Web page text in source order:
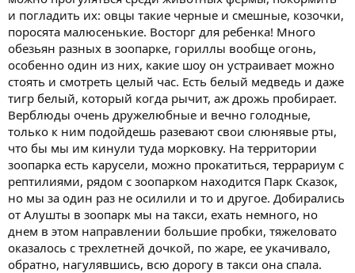
и погладить их: овцы такие черные и смешные, козочки,
поросята малюсенькие. Восторг для ребенка! Много
обезьян разных в зоопарке, гориллы вообще огонь,
особенно один из них, какие шоу он устраивает можно
стоять и смотреть целый час. Есть белый медведь и даже
тигр белый, который когда рычит, аж дрожь пробирает.
Верблюды очень дружелюбные и вечно голодные,
только к ним подойдешь разевают свои слюнявые рты,
что бы мы им кинули туда морковку. На территории
зоопарка есть карусели, можно прокатиться, террариум с
рептилиями, рядом с зоопарком находится Парк Сказок,
но мы за один раз не осилили и то и другое. Добирались
от Алушты в зоопарк мы на такси, ехать немного, но
днем в этом направлении большие пробки, тяжеловато
оказалось с трехлетней дочкой, по жаре, ее укачивало,
обратно, нагулявшись, всю дорогу в такси она спала.